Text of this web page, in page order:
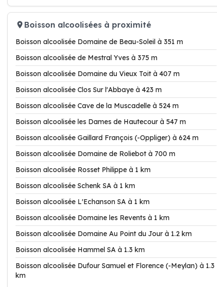
Boisson alcoolisées à proximité
Boisson alcoolisée Domaine de Beau-Soleil à 351 m
Boisson alcoolisée de Mestral Yves à 375 m
Boisson alcoolisée Domaine du Vieux Toit à 407 m
Boisson alcoolisée Clos Sur l'Abbaye à 423 m
Boisson alcoolisée Cave de la Muscadelle à 524 m
Boisson alcoolisée les Dames de Hautecour à 547 m
Boisson alcoolisée Gaillard François (-Oppliger) à 624 m
Boisson alcoolisée Domaine de Roliebot à 700 m
Boisson alcoolisée Rosset Philippe à 1 km
Boisson alcoolisée Schenk SA à 1 km
Boisson alcoolisée L'Echanson SA à 1 km
Boisson alcoolisée Domaine les Revents à 1 km
Boisson alcoolisée Domaine Au Point du Jour à 1.2 km
Boisson alcoolisée Hammel SA à 1.3 km
Boisson alcoolisée Dufour Samuel et Florence (-Meylan) à 1.3
km